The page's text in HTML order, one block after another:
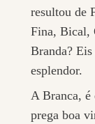
resultou de
Fina, Bical,
Branda?
esplendor.
A Branca, é
prega boa